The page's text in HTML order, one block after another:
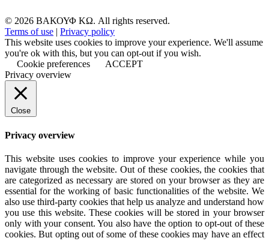
© 2026 ΒΑΚΟΥΦ ΚΩ. All rights reserved.
Terms of use | Privacy policy
This website uses cookies to improve your experience. We'll assume
you're ok with this, but you can opt-out if you wish.
Cookie preferences
ACCEPT
Privacy overview
Close
Privacy overview
This website uses cookies to improve your experience while you
navigate through the website. Out of these cookies, the cookies that
are categorized as necessary are stored on your browser as they are
essential for the working of basic functionalities of the website. We
also use third-party cookies that help us analyze and understand how
you use this website. These cookies will be stored in your browser
only with your consent. You also have the option to opt-out of these
cookies. But opting out of some of these cookies may have an effect